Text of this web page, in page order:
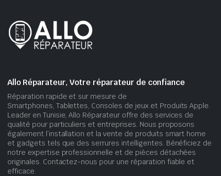
Allo Réparateur, Votre réparateur de confiance
Réparation rapide et sur mesure de
Smartphones, Tablettes, Consoles de jeux et Produits Apple.
Leader en Tunisie, Allo Réparateur offre des services de
qualité pour particuliers et entreprises. Nous proposons
également l’installation et la vente de produits smart home
et gadgets tels que des serrures intelligentes. Bénéficiez de
notre expertise professionnelle et de pièces détachées
originales. Contactez-nous pour une réparation fiable et
efficace.